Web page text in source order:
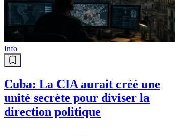
Info
Cuba: La CIA aurait créé une
unité secrète pour diviser la
direction politique